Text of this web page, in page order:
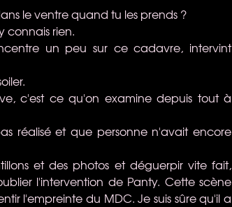
le ventre quand tu les prends ?
connais rien.
un peu sur ce cadavre, intervint
c'est ce qu'on examine depuis tout à
réalisé et que personne n'avait encore
et des photos et déguerpir vite fait,
l'intervention de Panty. Cette scène
l'empreinte du MDC. Je suis sûre qu'il a